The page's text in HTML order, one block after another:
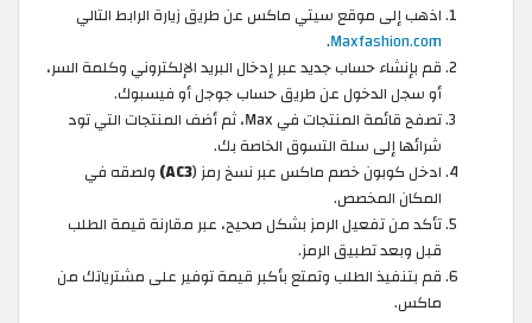
اذهب إلى موقع سيتي ماكس عن طريق زيارة الرابط التالي
Maxfashion.com
.
قم بإنشاء حساب جديد عبر إدخال البريد الإلكتروني وكلمة السر،
أو سجل الدخول عن طريق حساب جوجل أو فيسبوك.
تصفح قائمة المنتجات في Max، ثم أضف المنتجات التي تود
شرائها إلى سلة التسوق الخاصة بك.
ادخل كوبون خصم ماكس عبر نسخ رمز (AC3) ولصقه في
المكان المخصص.
تأكد من تفعيل الرمز بشكل صحيح، عبر مقارنة قيمة الطلب
قبل وبعد تطبيق الرمز.
قم بتنفيذ الطلب وتمتع بأكبر قيمة توفير على مشترياتك من
ماكس.